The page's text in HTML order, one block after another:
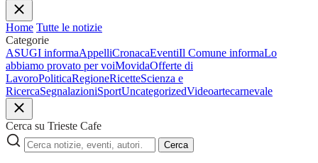
Home Tutte le notizie
Categorie
ASUGI informaAppelliCronacaEventiIl Comune informaLo
abbiamo provato per voiMovidaOfferte di
LavoroPoliticaRegioneRicetteScienza e
RicercaSegnalazioniSportUncategorizedVideoartecarnevale
Cerca su Trieste Cafe
Cerca